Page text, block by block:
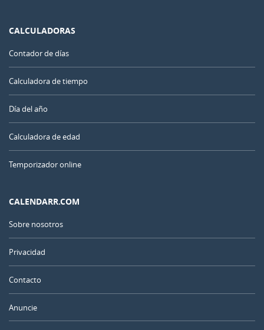
CALCULADORAS
Contador de días
Calculadora de tiempo
Día del año
Calculadora de edad
Temporizador online
CALENDARR.COM
Sobre nosotros
Privacidad
Contacto
Anuncie